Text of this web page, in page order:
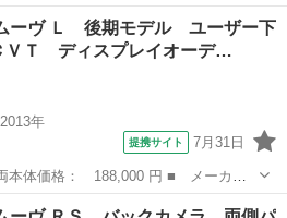
ーヴ ■ グレード名： カスタム
コーダー・Ｂｌｕｅｔｏｏｔｈオー
ーヴ Ｌ 後期モデル ユーザー下
Ｔ ディスプレイオーデ…
2013年
提携サイト 7月31日
ーヴ ■ グレード名： Ｌ 後期モ